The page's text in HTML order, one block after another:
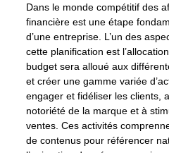
Dans le monde compétitif des
financière est une étape
d’une entreprise. L’un des
cette planification est
budget sera alloué aux
et créer une gamme variée
engager et fidéliser les clients,
notoriété de la marque et à
ventes. Ces activités
de contenus pour référencer